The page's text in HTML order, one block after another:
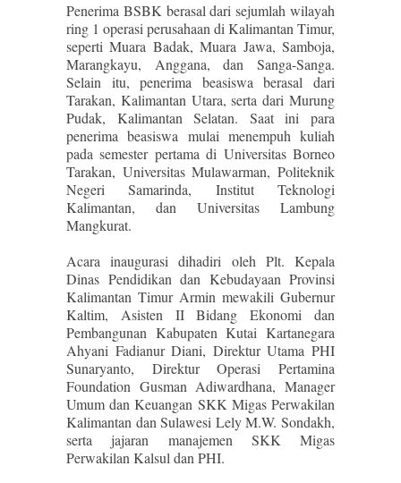
Penerima BSBK berasal dari sejumlah wilayah
ring 1 operasi perusahaan di Kalimantan Timur,
seperti Muara Badak, Muara Jawa, Samboja,
Marangkayu, Anggana, dan Sanga-Sanga.
Selain itu, penerima beasiswa berasal dari
Tarakan, Kalimantan Utara, serta dari Murung
Pudak, Kalimantan Selatan. Saat ini para
penerima beasiswa mulai menempuh kuliah
pada semester pertama di Universitas Borneo
Tarakan, Universitas Mulawarman, Politeknik
Negeri Samarinda, Institut Teknologi
Kalimantan, dan Universitas Lambung
Mangkurat.
Acara inaugurasi dihadiri oleh Plt. Kepala
Dinas Pendidikan dan Kebudayaan Provinsi
Kalimantan Timur Armin mewakili Gubernur
Kaltim, Asisten II Bidang Ekonomi dan
Pembangunan Kabupaten Kutai Kartanegara
Ahyani Fadianur Diani, Direktur Utama PHI
Sunaryanto, Direktur Operasi Pertamina
Foundation Gusman Adiwardhana, Manager
Umum dan Keuangan SKK Migas Perwakilan
Kalimantan dan Sulawesi Lely M.W. Sondakh,
serta jajaran manajemen SKK Migas
Perwakilan Kalsul dan PHI.